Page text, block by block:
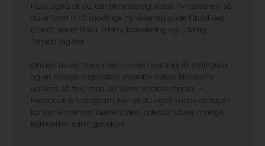
Husk også, at du kan tilmelde dig vores nyhedsbrev, så
du er først til at modtage nyheder og gode tilbud ved
blandt andet Black Friday, fødselsdag og udsalg.
Tilmeld dig her.
Ønsker du og følge med i vores hverdag, få stylingtips
og en masse inspiration indenfor netop Blossoms
univers, så følg med på vores sociale medier –
Facebook & Instagram. Her vil du også kunne deltage i
konkurrencer om lækre styles indenfor vores mange
tøjmærker samt gavekort.